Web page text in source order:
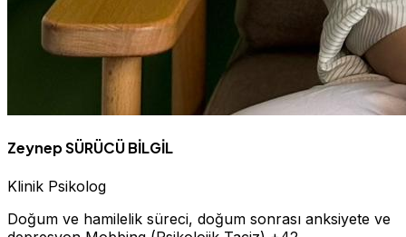
Zeynep SÜRÜCÜ BİLGİL
Klinik Psikolog
Doğum ve hamilelik süreci, doğum sonrası anksiyete ve